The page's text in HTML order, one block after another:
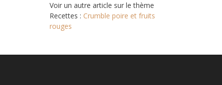
Voir un autre article sur le thème
Recettes : Crumble poire et fruits
rouges